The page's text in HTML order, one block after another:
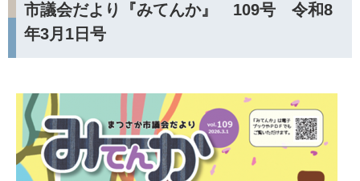
市議会だより『みてんか』 109号 令和8
年3月1日号